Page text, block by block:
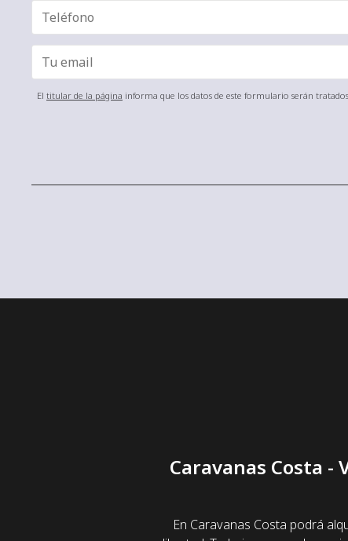
El titular de la página informa que los datos de este formulario serán
Caravanas Costa
En Caravanas Costa podrá